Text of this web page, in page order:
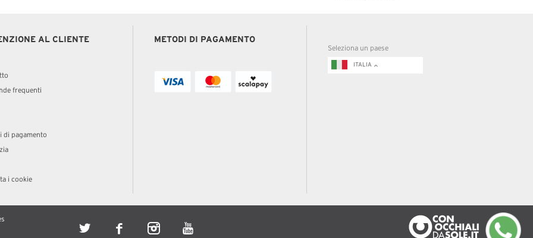
AL CLIENTE
frequenti
di pagamento
i cookie
METODI DI PAGAMENTO
Seleziona un paese
ITALIA